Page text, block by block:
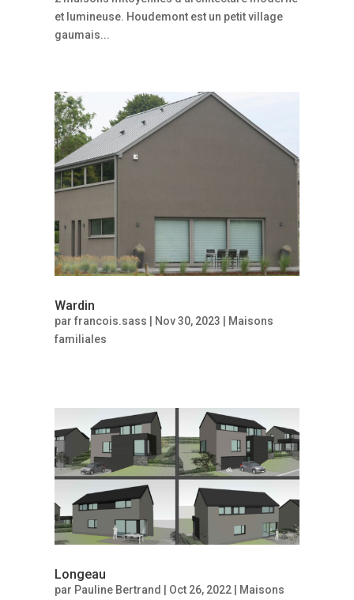
et lumineuse. Houdemont est un petit village
gaumais...
Wardin
par francois.sass Nov 30, 2023
Maisons
familiales
Longeau
par Pauline Bertrand Oct 26, 2022|
Maisons